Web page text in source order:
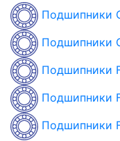
Подшипники
Подшипники
Подшипники
Подшипники
Подшипники